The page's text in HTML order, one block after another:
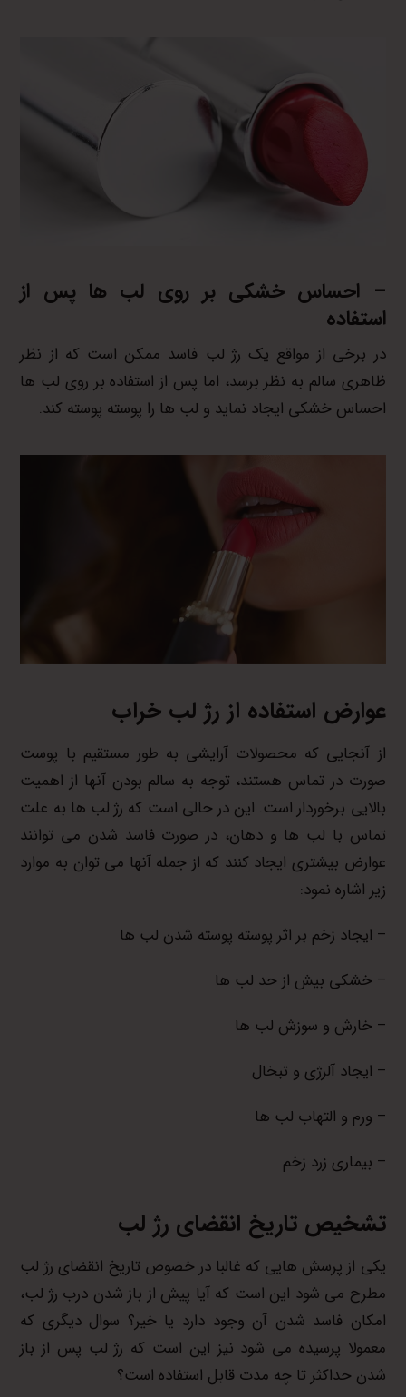
– احساس خشکی بر روی لب ها پس از
استفاده
در برخی از مواقع یک رژ لب فاسد ممکن است که از نظر
ظاهری سالم به نظر برسد، اما پس از استفاده بر روی لب ها
احساس خشکی ایجاد نماید و لب ها را پوسته پوسته کند.
عوارض استفاده از رژ لب خراب
از آنجایی که محصولات آرایشی به طور مستقیم با پوست
صورت در تماس هستند، توجه به سالم بودن آنها از اهمیت
بالایی برخوردار است. این در حالی است که رژ لب ها به علت
تماس با لب ها و دهان، در صورت فاسد شدن می توانند
عوارض بیشتری ایجاد کنند که از جمله آنها می توان به موارد
زیر اشاره نمود:
– ایجاد زخم بر اثر پوسته پوسته شدن لب ها
– خشکی بیش از حد لب ها
– خارش و سوزش لب ها
– ایجاد آلرژی و تبخال
– ورم و التهاب لب ها
– بیماری زرد زخم
تشخیص تاریخ انقضای رژ لب
یکی از پرسش هایی که غالبا در خصوص تاریخ انقضای رژ لب
مطرح می شود این است که آیا پیش از باز شدن درب رژ لب،
امکان فاسد شدن آن وجود دارد یا خیر؟ سوال دیگری که
معمولا پرسیده می شود نیز این است که رژ لب پس از باز
شدن حداکثر تا چه مدت قابل استفاده است؟